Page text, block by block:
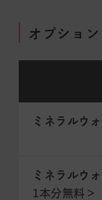
オプショ
ミネラルウ
ミネラルウ
1本分無料＞